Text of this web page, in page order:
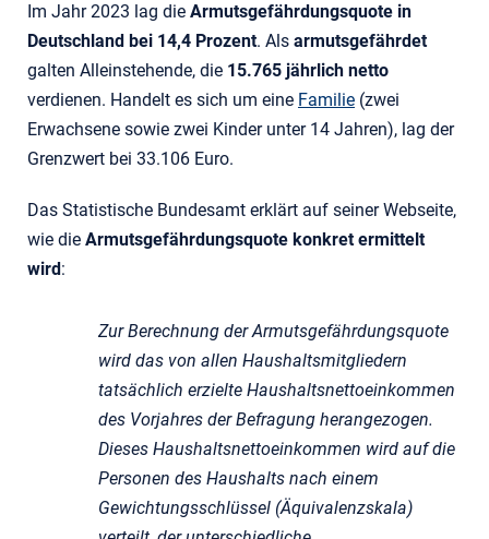
Im Jahr 2023 lag die Armutsgefährdungsquote in
Deutschland bei 14,4 Prozent. Als armutsgefährdet
galten Alleinstehende, die 15.765 jährlich netto
verdienen. Handelt es sich um eine Familie (zwei
Erwachsene sowie zwei Kinder unter 14 Jahren), lag der
Grenzwert bei 33.106 Euro.
Das Statistische Bundesamt erklärt auf seiner Webseite,
wie die Armutsgefährdungsquote konkret ermittelt
wird:
Zur Berechnung der Armutsgefährdungsquote
wird das von allen Haushaltsmitgliedern
tatsächlich erzielte Haushaltsnettoeinkommen
des Vorjahres der Befragung herangezogen.
Dieses Haushaltsnettoeinkommen wird auf die
Personen des Haushalts nach einem
Gewichtungsschlüssel (Äquivalenzskala)